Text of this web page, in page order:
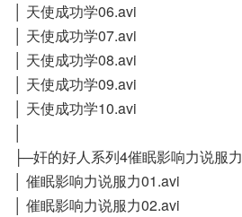
│ 天使成功学06.avi
│ 天使成功学07.avi
│ 天使成功学08.avi
│ 天使成功学09.avi
│ 天使成功学10.avi
├─奸的好人系列4催眠影响力说服力
│ 催眠影响力说服力01.avi
│ 催眠影响力说服力02.avi